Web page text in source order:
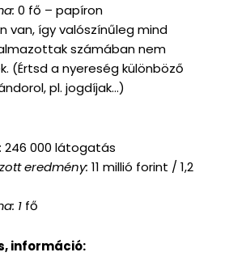
0 fő – papíron
van, így valószínűleg mind
számában nem
(Értsd a nyereség különböző
pl. jogdíjak…)
000 látogatás
eredmény: 11 millió forint / 1,2
1 fő
információ: